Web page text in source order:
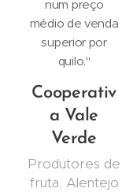
num preço
médio de venda
superior por
quilo."
Cooperativ
a Vale
Verde
Produtores de
fruta, Alentejo